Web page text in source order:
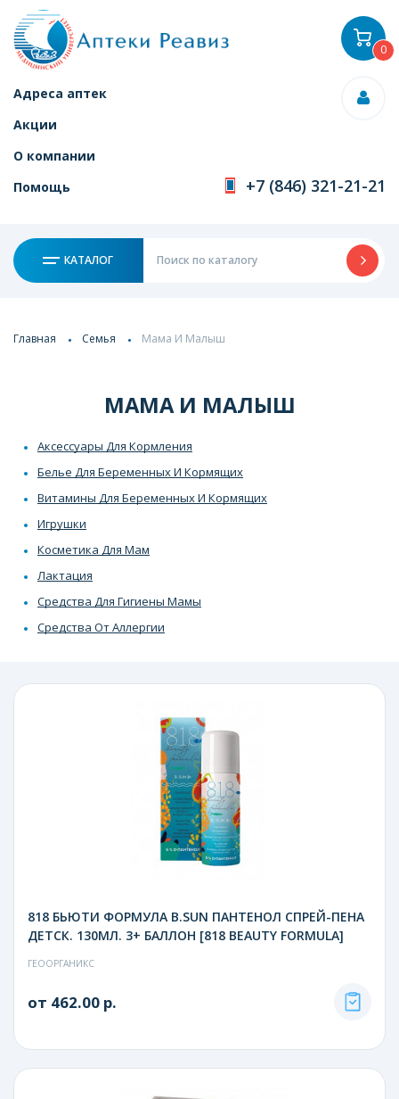
Адреса аптек
Акции
О компании
Помощь
+7 (846) 321-21-21
КАТАЛОГ
0
Главная Семья Мама И Малыш
МАМА И МАЛЫШ
Аксессуары Для Кормления
Белье Для Беременных И Кормящих
Витамины Для Беременных И Кормящих
Игрушки
Косметика Для Мам
Лактация
Средства Для Гигиены Мамы
Средства От Аллергии
818 БЬЮТИ ФОРМУЛА B.SUN ПАНТЕНОЛ СПРЕЙ-ПЕНА
ДЕТСК. 130МЛ. 3+ БАЛЛОН [818 BEAUTY FORMULA]
ГЕООРГАНИКС
от 462.00 р.